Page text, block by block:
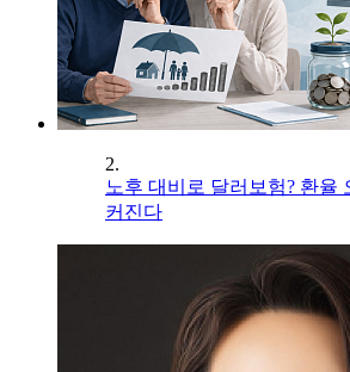
2.
노후 대비로 달러보험? 환율
커진다